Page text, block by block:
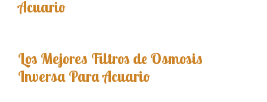
Acuario
Los Mejores Filtros de Osmosis
Inversa Para Acuario